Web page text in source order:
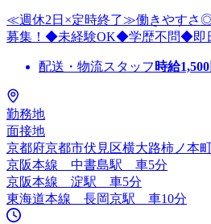
≪週休2日×定時終了≫働きやすさ
募集！◆未経験OK◆学歴不問◆即
配送・物流スタッフ 時給1,500
勤務地
面接地
京都府京都市伏見区横大路柿ノ本町
京阪本線 中書島駅 車5分
京阪本線 淀駅 車5分
東海道本線 長岡京駅 車10分